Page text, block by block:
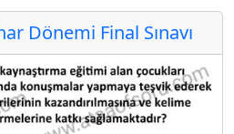
Dönemi Final Sınavı